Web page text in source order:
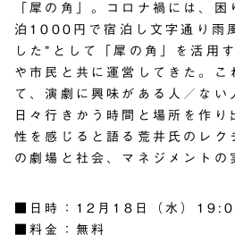
「犀の角」。コロナ禍には、
泊1000円で宿泊し文字通り雨
した”として「犀の角」を活用
や市民と共に運営してきた。こ
て、演劇に興味がある人／ない
日々行きかう時間と場所を作り
性を感じると語る荒井氏のレク
の劇場と社会、マネジメントの
■日時：12月18日（水）
■料金：無料